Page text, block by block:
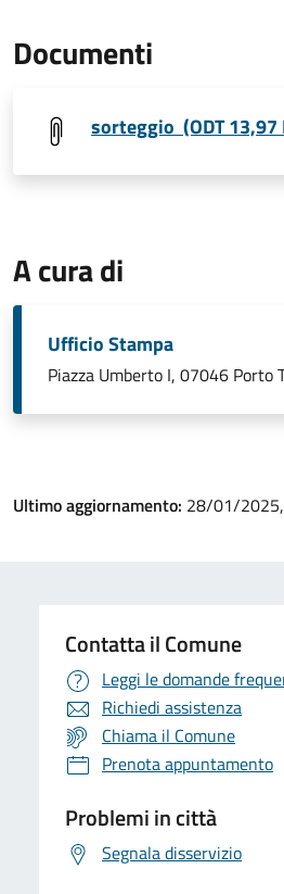
Documenti
sorteggio (ODT 13,97
A cura di
Ufficio Stampa
Piazza Umberto I, 07046 Porto
Ultimo aggiornamento: 28/01/
Contatta il Comune
Leggi le domande
Richiedi assistenza
Chiama il Comune
Prenota appuntamento
Problemi in città
Segnala disservizio